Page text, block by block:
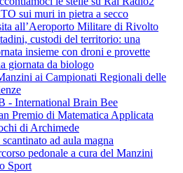
sui muri in pietra a secco
all’Aeroporto Militare di Rivolto
custodi del territorio: una
insieme con droni e provette
giornata da biologo
ai Campionati Regionali delle
- International Brain Bee
Premio di Matematica Applicata
di Archimede
ad aula magna
pedonale a cura del Manzini
Sport